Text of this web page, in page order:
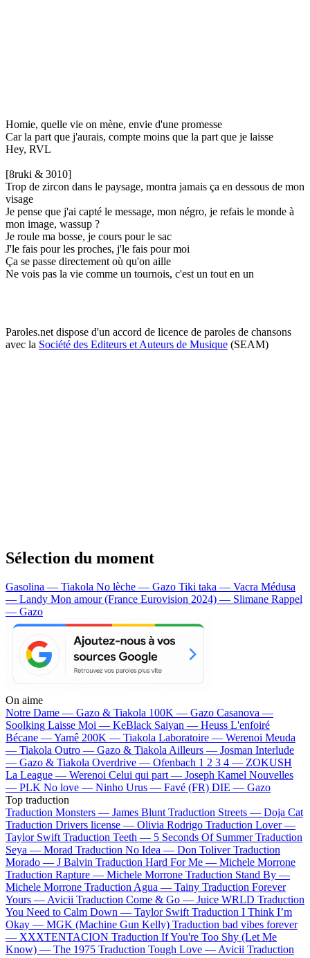
Homie, quelle vie on mène, envie d'une promesse
Car la part que j'aurais, compte moins que la part que je laisse
Hey, RVL
[8ruki & 3010]
Trop de zircon dans le paysage, montra jamais ça en dessous de mon
visage
Je pense que j'ai capté le message, mon négro, je refais le monde à
mon image, wassup ?
Je roule ma bosse, je cours pour le sac
J'le fais pour les proches, j'le fais pour moi
Ça se passe directement où qu'on aille
Ne vois pas la vie comme un tournois, c'est un tout en un
Paroles.net dispose d'un accord de licence de paroles de chansons
avec la Société des Editeurs et Auteurs de Musique (SEAM)
Sélection du moment
Gasolina — Tiakola No lèche — Gazo Tiki taka — Vacra Médusa
— Landy Mon amour (France Eurovision 2024) — Slimane Rappel
— Gazo
On aime
Notre Dame — Gazo & Tiakola 100K — Gazo Casanova —
Soolking Laisse Moi — KeBlack Saiyan — Heuss L'enfoiré
Bécane —Yamê 200K — Tiakola Laboratoire — Werenoi Meuda
— Tiakola Outro — Gazo & TiakolaAilleurs — Josman Interlude
— Gazo & Tiakola Overdrive — Ofenbach 1 2 3 4 — ZOKUSH
La League — Werenoi Celui qui part — Joseph Kamel Nouvelles
— PLK No love — Ninho Urus — Favé (FR) DIE — Gazo
Top traduction
Traduction Monsters — James Blunt Traduction Streets — Doja Cat
Traduction Drivers license — Olivia Rodrigo Traduction Lover —
Taylor Swift Traduction Teeth — 5 Seconds Of Summer Traduction
Seya — Morad Traduction No Idea — Don Toliver Traduction
Morado — J Balvin Traduction Hard For Me — Michele Morrone
Traduction Rapture — Michele Morrone Traduction Stand By —
Michele Morrone Traduction Agua — Tainy Traduction Forever
Yours —Avicii Traduction Come & Go — Juice WRLD Traduction
You Need to Calm Down — Taylor Swift Traduction I Think I’m
Okay — MGK (Machine Gun Kelly) Traduction bad vibes forever
— XXXTENTACION Traduction If You're Too Shy (Let Me
Know) — The 1975 Traduction Tough Love —Avicii Traduction